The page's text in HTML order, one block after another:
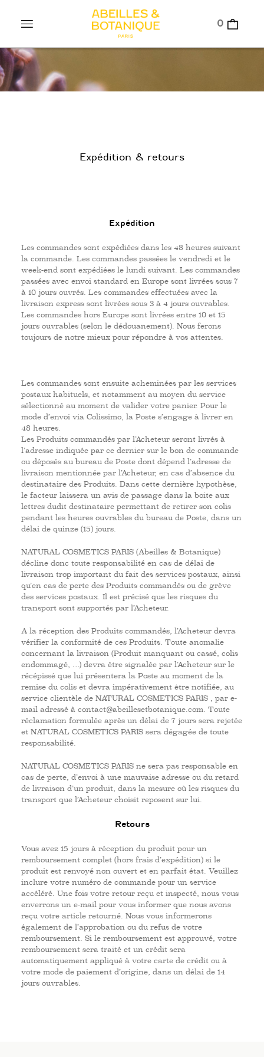
0
Expédition & retours
Expédition
Les commandes sont expédiées dans les 48 heures suivant
la commande. Les commandes passées le vendredi et le
week-end sont expédiées le lundi suivant. Les commandes
passées avec envoi standard en Europe sont livrées sous 7
à 10 jours ouvrés. Les commandes effectuées avec la
livraison express sont livrées sous 3 à 4 jours ouvrables.
Les commandes hors Europe sont livrées entre 10 et 15
jours ouvrables (selon le dédouanement). Nous ferons
toujours de notre mieux pour répondre à vos attentes.
Les commandes sont ensuite acheminées par les services
postaux habituels, et notamment au moyen du service
sélectionné au moment de valider votre panier. Pour le
mode d’envoi via Colissimo, la Poste s’engage à livrer en
48 heures.
Les Produits commandés par l’Acheteur seront livrés à
l’adresse indiquée par ce dernier sur le bon de commande
ou déposés au bureau de Poste dont dépend l’adresse de
livraison mentionnée par l’Acheteur, en cas d’absence du
destinataire des Produits. Dans cette dernière hypothèse,
le facteur laissera un avis de passage dans la boite aux
lettres dudit destinataire permettant de retirer son colis
pendant les heures ouvrables du bureau de Poste, dans un
délai de quinze (15) jours.
NATURAL COSMETICS PARIS (Abeilles & Botanique)
décline donc toute responsabilité en cas de délai de
livraison trop important du fait des services postaux, ainsi
qu’en cas de perte des Produits commandés ou de grève
des services postaux. Il est précisé que les risques du
transport sont supportés par l’Acheteur.
A la réception des Produits commandés, l’Acheteur devra
vérifier la conformité de ces Produits. Toute anomalie
concernant la livraison (Produit manquant ou cassé, colis
endommagé, …) devra être signalée par l’Acheteur sur le
récépissé que lui présentera la Poste au moment de la
remise du colis et devra impérativement être notifiée, au
service clientèle de NATURAL COSMETICS PARIS , par e-
mail adressé à contact@abeillesetbotanique.com. Toute
réclamation formulée après un délai de 7 jours sera rejetée
et NATURAL COSMETICS PARIS sera dégagée de toute
responsabilité.
NATURAL COSMETICS PARIS ne sera pas responsable en
cas de perte, d’envoi à une mauvaise adresse ou du retard
de livraison d’un produit, dans la mesure où les risques du
transport que l’Acheteur choisit reposent sur lui.
Retours
Vous avez 15 jours à réception du produit pour un
remboursement complet (hors frais d’expédition) si le
produit est renvoyé non ouvert et en parfait état. Veuillez
inclure votre numéro de commande pour un service
accéléré. Une fois votre retour reçu et inspecté, nous vous
enverrons un e-mail pour vous informer que nous avons
reçu votre article retourné. Nous vous informerons
également de l’approbation ou du refus de votre
remboursement. Si le remboursement est approuvé, votre
remboursement sera traité et un crédit sera
automatiquement appliqué à votre carte de crédit ou à
votre mode de paiement d’origine, dans un délai de 14
jours ouvrables.